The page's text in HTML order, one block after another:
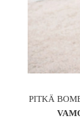
PITKÄ